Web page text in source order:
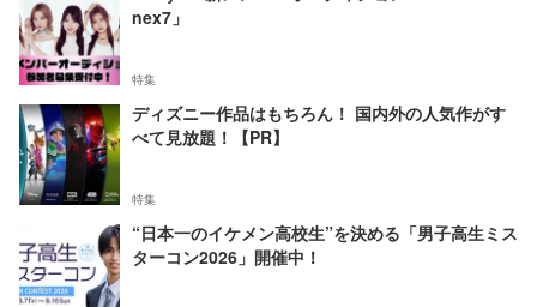
nex7」
特集
ディズニー作品はもちろん！ 国内外の人気作がす
べて見放題！【PR】
特集
“日本一のイケメン高校生”を決める「男子高生ミス
ターコン2026」開催中！